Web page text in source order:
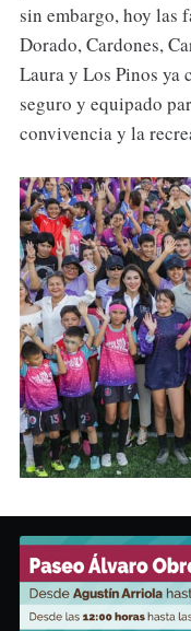
sin embargo, hoy las
Dorado, Cardones,
Laura y Los Pinos ya
seguro y equipado
convivencia y la